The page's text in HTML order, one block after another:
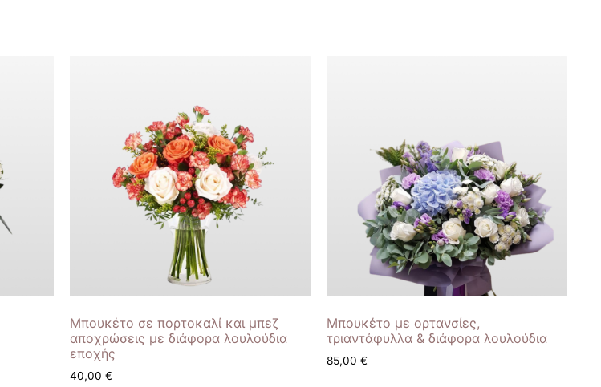
Μπουκέτο σε πορτοκαλί και μπεζ
αποχρώσεις με διάφορα λουλούδια
εποχής
40,00 €
Μπουκέτο με ορτανσίες,
τριαντάφυλλα & διάφορα λουλούδια
85,00 €